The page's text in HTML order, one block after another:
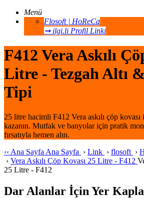
Menü
Flosoft | HoReCa
➞ ilgi.li Profil Linki
F412 Vera Askılı
Litre - Tezgah Altı
Tipi
25 litre hacimli F412 Vera askılı çöp
kazanın. Mutfak ve banyolar için pratik
fırsatıyla hemen alın.
‹‹ Ana Sayfa Ana Sayfa › Link › flosoft ›
› Vera Askılı Çöp Kovası 25 Litre - F412
25 Litre - F412
Dar Alanlar İçin Yer